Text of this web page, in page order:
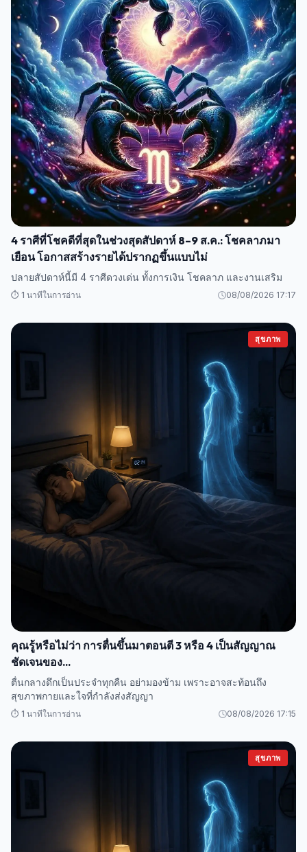
4 ราศีที่โชคดีที่สุดในช่วงสุดสัปดาห์ 8–9 ส.ค.: โชคลาภมา
เยือน โอกาสสร้างรายได้ปรากฏขึ้นแบบไม่
ปลายสัปดาห์นี้มี 4 ราศีดวงเด่น ทั้งการเงิน โชคลาภ และงานเสริม
⏱️ 1 นาทีในการอ่าน 08/08/2026 17:17
สุขภาพ
คุณรู้หรือไม่ว่า การตื่นขึ้นมาตอนตี 3 หรือ 4 เป็นสัญญาณ
ชัดเจนของ...
ตื่นกลางดึกเป็นประจำทุกคืน อย่ามองข้าม เพราะอาจสะท้อนถึง
สุขภาพกายและใจที่กำลังส่งสัญญา
⏱️ 1 นาทีในการอ่าน 08/08/2026 17:15
สุขภาพ